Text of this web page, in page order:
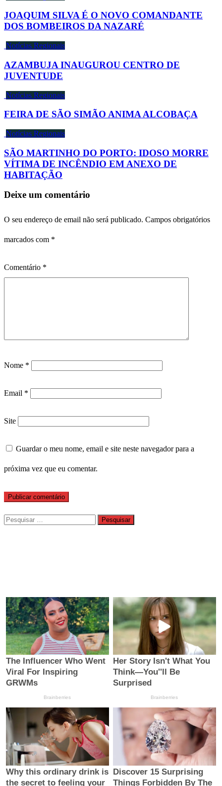
JOAQUIM SILVA É O NOVO COMANDANTE
DOS BOMBEIROS DA NAZARÉ
Notícias Regionais
AZAMBUJA INAUGUROU CENTRO DE
JUVENTUDE
Notícias Regionais
FEIRA DE SÃO SIMÃO ANIMA ALCOBAÇA
Notícias Regionais
SÃO MARTINHO DO PORTO: IDOSO MORRE
VÍTIMA DE INCÊNDIO EM ANEXO DE
HABITAÇÃO
Deixe um comentário
O seu endereço de email não será publicado. Campos obrigatórios
marcados com *
Comentário *
Nome *
Email *
Site
Guardar o meu nome, email e site neste navegador para a
próxima vez que eu comentar.
Pesquisar
por: